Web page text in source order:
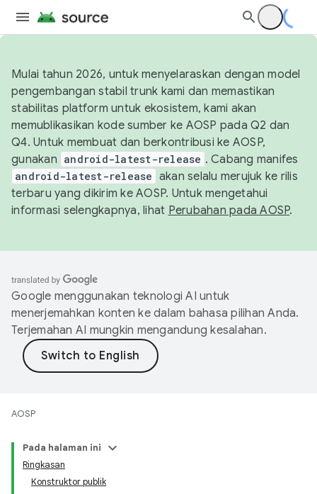
Mulai tahun 2026, untuk menyelaraskan dengan model
pengembangan stabil trunk kami dan memastikan
stabilitas platform untuk ekosistem, kami akan
memublikasikan kode sumber ke AOSP pada Q2 dan
Q4. Untuk membuat dan berkontribusi ke AOSP,
gunakan android-latest-release . Cabang manifes
android-latest-release akan selalu merujuk ke rilis
terbaru yang dikirim ke AOSP. Untuk mengetahui
informasi selengkapnya, lihat Perubahan pada AOSP.
Google menggunakan teknologi AI untuk
menerjemahkan konten ke dalam bahasa pilihan Anda.
Terjemahan AI mungkin mengandung kesalahan.
AOSP
Pada halaman ini
Ringkasan
Konstruktor publik